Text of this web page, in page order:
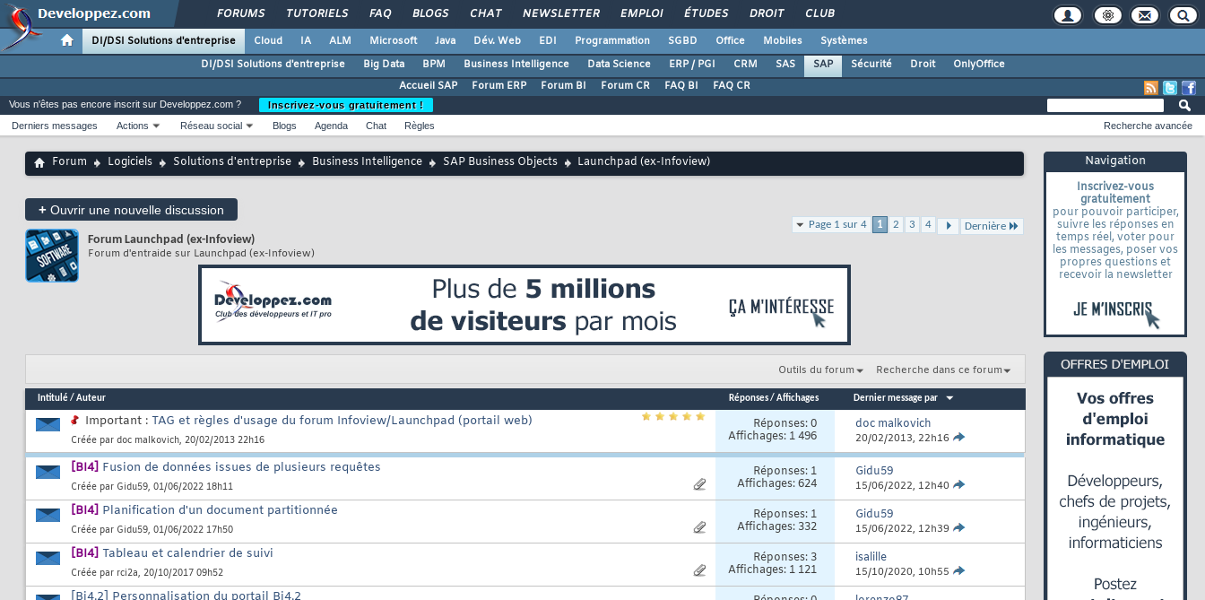
FORUMS TUTORIELS FAQ BLOGS CHAT NEWSLETTER EMPLOI ÉTUDES DROIT CLUB
DI/DSI Solutions d'entreprise Cloud IA ALM Microsoft Java Dév. Web EDI Programmation SGBD Office Mobiles
Systèmes
DI/DSI Solutions d'entreprise
Big Data BPM Business Intelligence Data Science ERP / PGI CRM SAS SAP Sécurité Droit
OnlyOffice
Accueil SAP
Forum ERP Forum BI Forum CR FAQ BI FAQ CR
Vous n'êtes pas encore inscrit sur Developpez.com ?
Inscrivez-vous gratuitement !
Derniers messages
Actions Réseau social Blogs Agenda Chat Règles Recherche avancée
Forum Logiciels Solutions d'entreprise Business Intelligence SAP Business Objects Launchpad (ex-Infoview) Navigation
Inscrivez-vous
gratuitement
pour pouvoir participer,
suivre les réponses en
temps réel, voter pour
les messages, poser vos
propres questions et
recevoir la newsletter
+ Ouvrir une nouvelle discussion
Page 1 sur 4 1 2 3 4 Dernière
Forum Launchpad (ex-Infoview)
Forum d'entraide sur Launchpad (ex-Infoview)
Outils du forum Recherche dans ce forum
Intitulé/ Auteur Réponses/ Affichages Dernier message par
Important : TAG et règles d'usage du forum Infoview/Launchpad (portail web)
Créée par doc malkovich, 20/02/2013 22h16
Réponses:0
Affichages: 1 496
doc malkovich
20/02/2013, 22h16
[BI4] Fusion de données issues de plusieurs requêtes
Créée par Gidu59, 01/06/2022 18h11
Réponses: 1
Affichages: 624
Gidu59
15/06/2022, 12h40
[BI4] Planification d'un document partitionnée
Créée par Gidu59, 01/06/2022 17h50
Réponses: 1
Affichages: 332
Gidu59
15/06/2022, 12h39
[BI4] Tableau et calendrier de suivi
Créée par rci2a, 20/10/2017 09h52
Réponses: 3
Affichages: 1 121
isalille
15/10/2020, 10h55